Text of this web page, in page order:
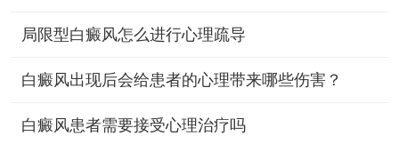
局限型白癜风怎么进行心理疏导
白癜风出现后会给患者的心理带来哪些伤害？
白癜风患者需要接受心理治疗吗